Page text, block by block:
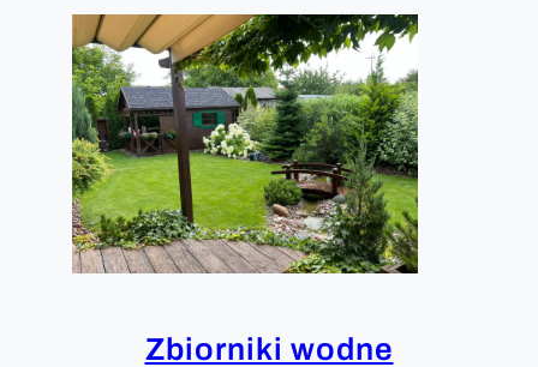
Zbiorniki wodne